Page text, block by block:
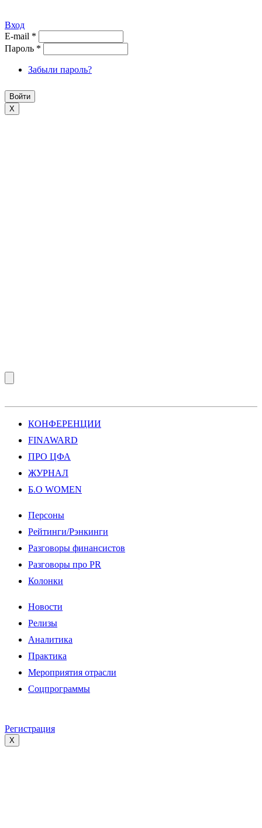
Вход
E-mail *
Пароль *
Забыли пароль?
X
КОНФЕРЕНЦИИ
FINAWARD
ПРО ЦФА
ЖУРНАЛ
Б.О WOMEN
Персоны
Рейтинги/Рэнкинги
Разговоры финансистов
Разговоры про PR
Колонки
Новости
Релизы
Аналитика
Практика
Мероприятия отрасли
Соцпрограммы
Регистрация
X